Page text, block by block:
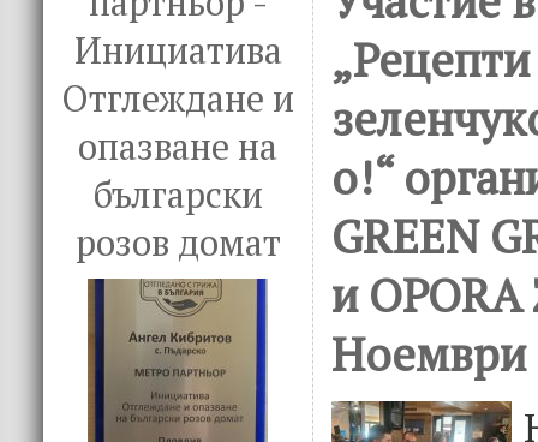
Инициатива
Отглеждане и
опазване на
български
розов домат
о!“
GREEN
и
Ноември